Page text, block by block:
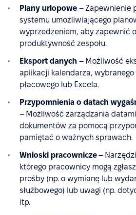
Plany urlopowe – Zapewnienie
systemu umożliwiającego
wyprzedzeniem, aby zapewnić
produktywność zespołu.
Eksport danych – Możliwość
aplikacji kalendarza,
płacowego lub Excela.
Przypomnienia o datach
– Możliwość zarządzania
dokumentów za pomocą
pamiętać o ważnych sprawach.
Wnioski pracownicze –
którego pracownicy mogą
prośby (np. o wymianę lub
służbowego) lub uwagi (np.
itp.